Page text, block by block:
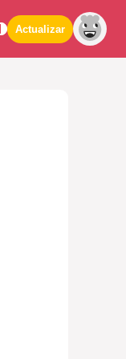
Actualizar